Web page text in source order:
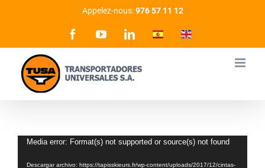
Appelez-nous:976 57 11 12
FacebookYouTubeLinkedInSpanishEnglish
Reproductor
Media error: Format(s) not supported or source(s) not found
Descargar archivo: https://tapisskieurs.fr/wp-content/uploads/2017/12/cintas-